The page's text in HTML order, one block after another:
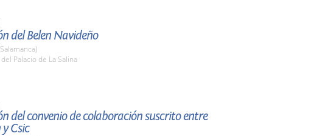
del Belen Navideño
Palacio de La Salina
del convenio de colaboración suscrito entre
Csic